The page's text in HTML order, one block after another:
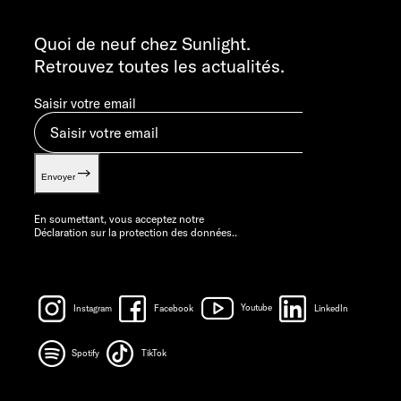
info@sunlight.de
Quoi de neuf chez Sunlight.
Retrouvez toutes les actualités.
Saisir votre email
Envoyer
En soumettant, vous acceptez notre
Déclaration sur la protection des données..
Instagram Facebook Youtube LinkedIn
Spotify TikTok